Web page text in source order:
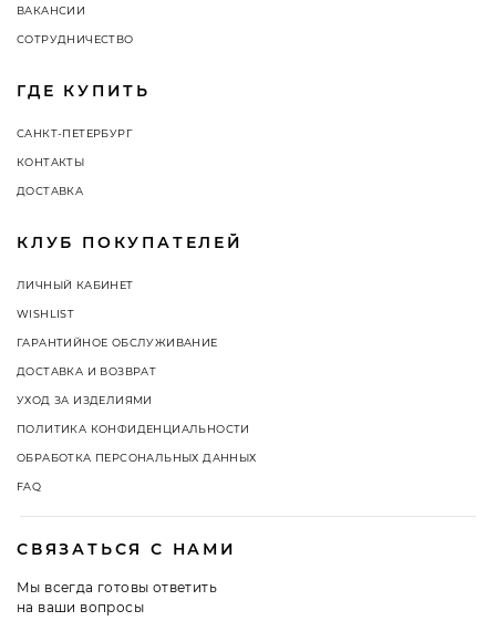
ВАКАНСИИ
СОТРУДНИЧЕСТВО
ГДЕ КУПИТЬ
САНКТ-ПЕТЕРБУРГ
КОНТАКТЫ
ДОСТАВКА
КЛУБ ПОКУПАТЕЛЕЙ
ЛИЧНЫЙ КАБИНЕТ
WISHLIST
ГАРАНТИЙНОЕ ОБСЛУЖИВАНИЕ
ДОСТАВКА И ВОЗВРАТ
УХОД ЗА ИЗДЕЛИЯМИ
ПОЛИТИКА КОНФИДЕНЦИАЛЬНОСТИ
ОБРАБОТКА ПЕРСОНАЛЬНЫХ ДАННЫХ
FAQ
СВЯЗАТЬСЯ С НАМИ
Мы всегда готовы ответить
на ваши вопросы